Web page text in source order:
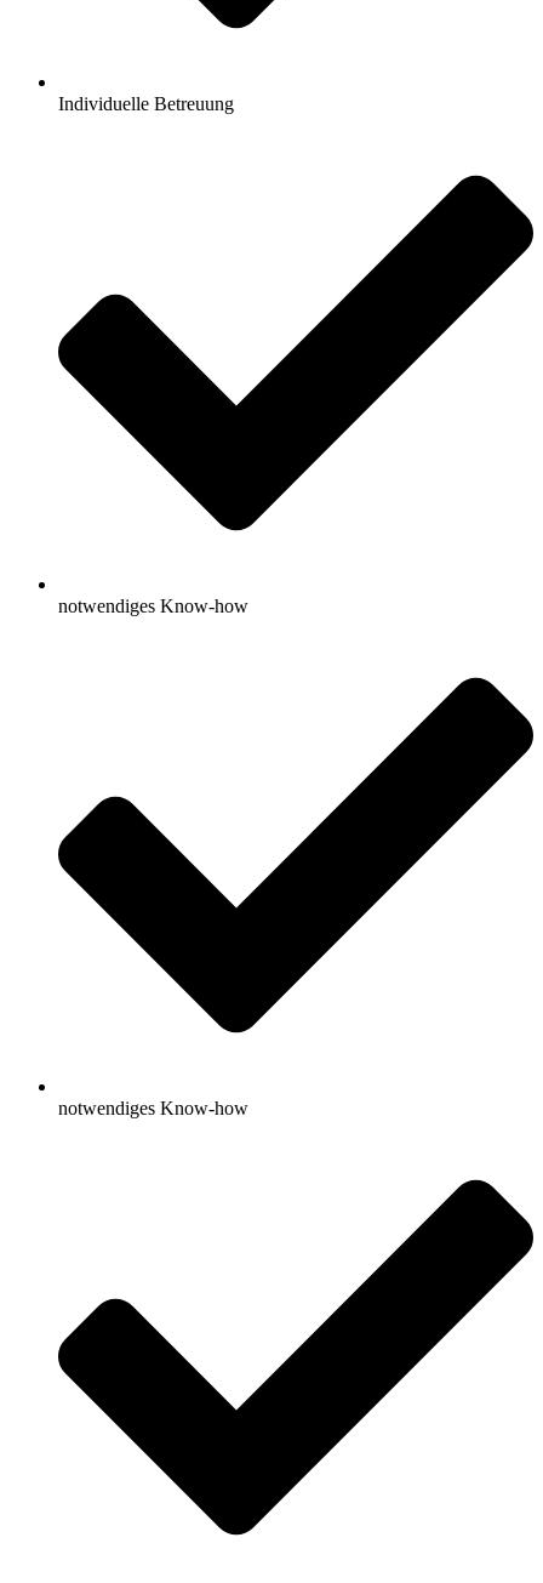
Individuelle Betreuung
notwendiges Know-how
notwendiges Know-how